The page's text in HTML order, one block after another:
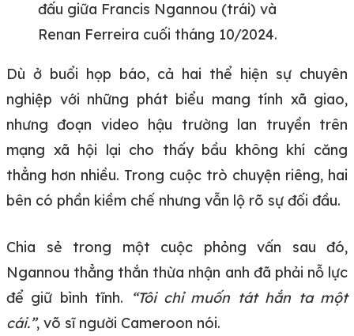
đấu giữa Francis Ngannou (trái) và
Renan Ferreira cuối tháng 10/2024.
Dù ở buổi họp báo, cả hai thể hiện sự chuyên
nghiệp với những phát biểu mang tính xã giao,
nhưng đoạn video hậu trường lan truyền trên
mạng xã hội lại cho thấy bầu không khí căng
thẳng hơn nhiều. Trong cuộc trò chuyện riêng, hai
bên có phần kiềm chế nhưng vẫn lộ rõ sự đối đầu.
Chia sẻ trong một cuộc phỏng vấn sau đó,
Ngannou thẳng thắn thừa nhận anh đã phải nỗ lực
để giữ bình tĩnh.
“Tôi chỉ muốn tát hắn ta một
cái.”, võ sĩ người Cameroon nói.